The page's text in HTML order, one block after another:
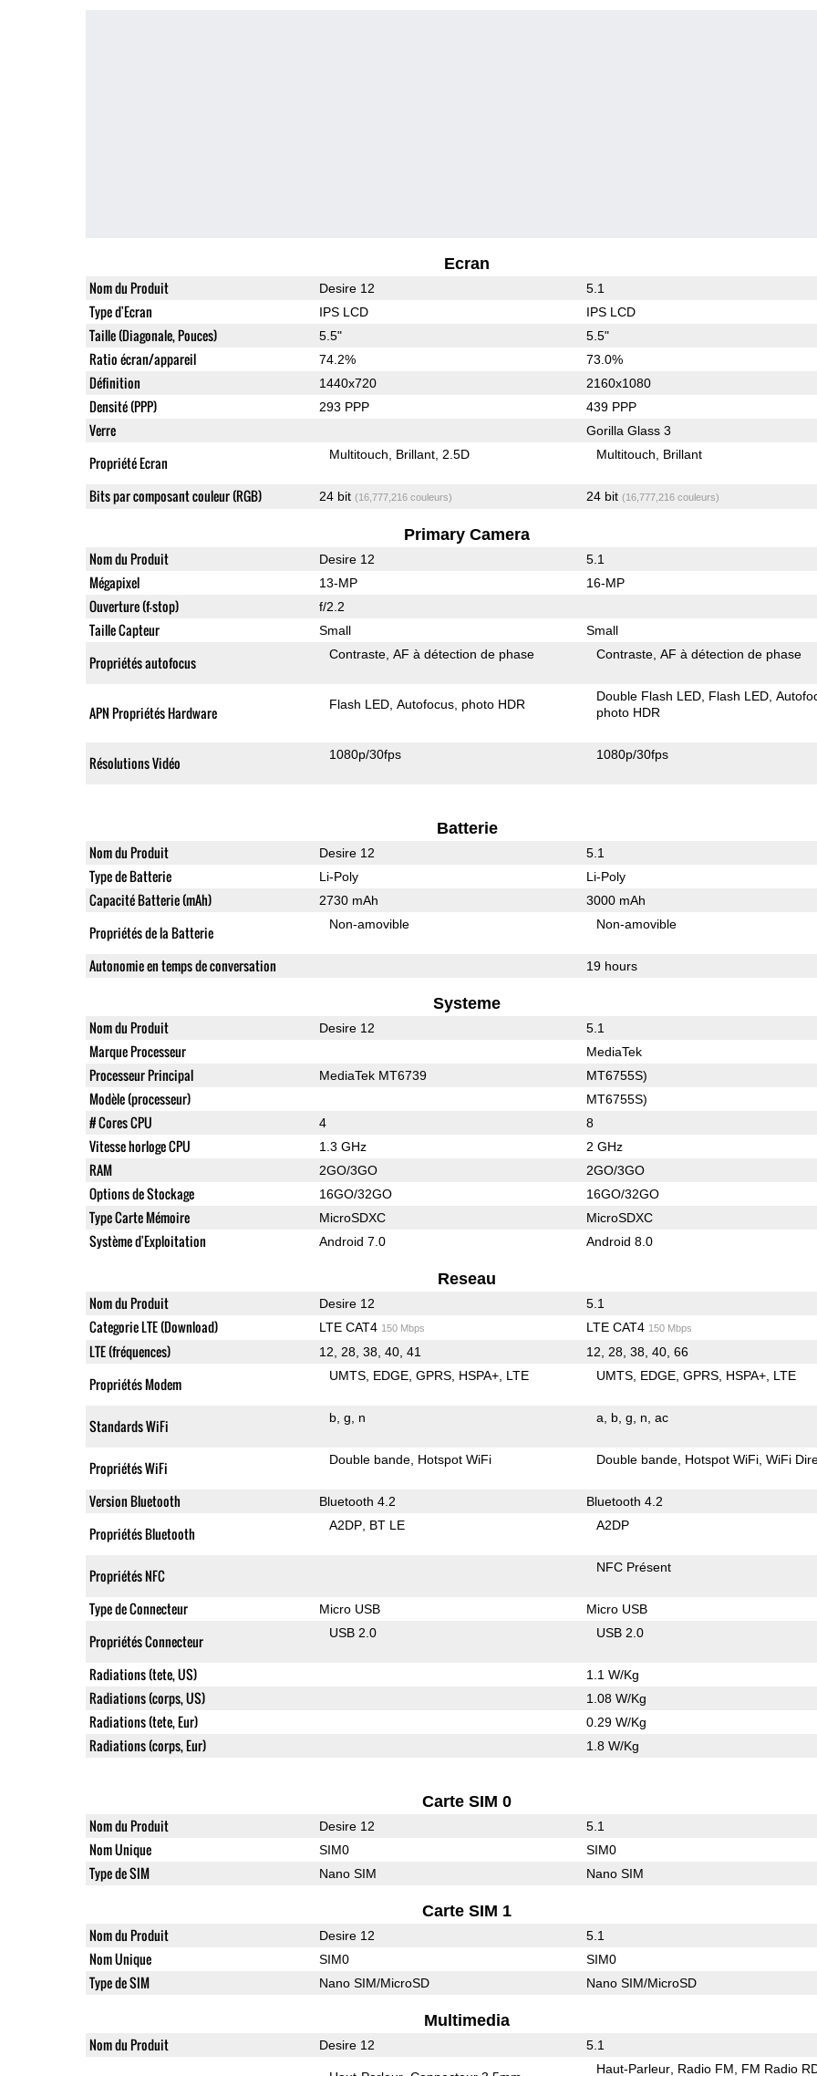
Ecran
Nom du Produit Desire 12 5.1
Type d'Ecran IPS LCD IPS LCD
Taille (Diagonale, Pouces) 5.5" 5.5"
Ratio écran/appareil 74.2% 73.0%
Définition 1440x720 2160x1080
Densité (PPP) 293 PPP 439 PPP
Verre Gorilla Glass 3
Propriété Ecran Multitouch Brillant 2.5D Multitouch Brillant
Bits par composant couleur (RGB) 24 bit (16,777,216 couleurs) 24 bit (16,777,216 couleurs)
Primary Camera
Nom du Produit Desire 12 5.1
Mégapixel 13-MP 16-MP
Ouverture (f-stop) f/2.2
Taille Capteur Small Small
Propriétés autofocus Contraste AF à détection de phase Contraste AF à détection de phase
APN Propriétés Hardware Flash LED Autofocus photo HDR
Double Flash LED Flash LED
photo HDR
Résolutions Vidéo 1080p/30fps 1080p/30fps
Batterie
Nom du Produit Desire 12 5.1
Type de Batterie Li-Poly Li-Poly
Capacité Batterie (mAh) 2730 mAh 3000 mAh
Propriétés de la Batterie Non-amovible Non-amovible
Autonomie en temps de conversation 19 hours
Systeme
Nom du Produit Desire 12 5.1
Marque Processeur MediaTek
Processeur Principal MediaTek MT6739 MT6755S)
Modèle (processeur) MT6755S)
# Cores CPU 4 8
Vitesse horloge CPU 1.3 GHz 2 GHz
RAM 2GO/3GO 2GO/3GO
Options de Stockage 16GO/32GO 16GO/32GO
Type Carte Mémoire MicroSDXC MicroSDXC
Système d'Exploitation Android 7.0 Android 8.0
Reseau
Nom du Produit Desire 12 5.1
Categorie LTE (Download) LTE CAT4 150 Mbps LTE CAT4 150 Mbps
LTE (fréquences) 12, 28, 38, 40, 41 12, 28, 38, 40, 66
Propriétés Modem UMTS EDGE GPRS HSPA+ LTE UMTS EDGE GPRS HSPA+ LTE
Standards WiFi b g n a b g n ac
Propriétés WiFi Double bande Hotspot WiFi Double bande Hotspot WiFi WiFi
Version Bluetooth Bluetooth 4.2 Bluetooth 4.2
Propriétés Bluetooth A2DP BT LE A2DP
Propriétés NFC NFC Présent
Type de Connecteur Micro USB Micro USB
Propriétés Connecteur USB 2.0 USB 2.0
Radiations (tete, US) 1.1 W/Kg
Radiations (corps, US) 1.08 W/Kg
Radiations (tete, Eur) 0.29 W/Kg
Radiations (corps, Eur) 1.8 W/Kg
Carte SIM 0
Nom du Produit Desire 12 5.1
Nom Unique SIM0 SIM0
Type de SIM Nano SIM Nano SIM
Carte SIM 1
Nom du Produit Desire 12 5.1
Nom Unique SIM0 SIM0
Type de SIM Nano SIM/MicroSD Nano SIM/MicroSD
Multimedia
Nom du Produit Desire 12 5.1
Haut-Parleur Radio FM FM Radio